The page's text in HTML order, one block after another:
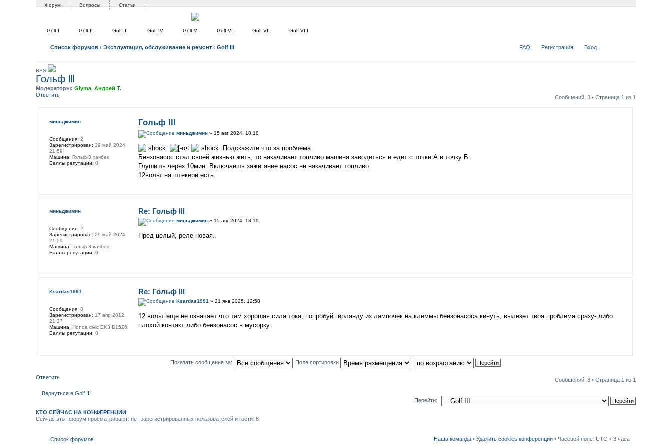
Форум Вопросы Статьи
Golf I Golf II Golf III Golf IV Golf V Golf VI Golf VII Golf VIII
Список форумов ‹ Эксплуатация, обслуживание и ремонт ‹ Golf III FAQ Регистрация Вход
RSS
Гольф lll
Модераторы: Glyma Андрей Т.
Ответить
Сообщений: 3 • Страница 1 из 1
Гольф lll
миньджимин» 15 авг 2024, 18:18
Подскажите что за проблема.
Бензонасос стал своей жизнью жить, то накачивает топливо машина заводиться и едит с точки А в точку Б.
Глушишь через 10мин. Включаешь зажигание насос не накачивает топливо.
12вольт на штекери есть.
миньджимин
Сообщения: 2
Зарегистрирован: 29 май 2024,
21:59
Машина: Гольф 3 хачбек
Баллы репутации: 0
Re: Гольф lll
миньджимин» 15 авг 2024, 18:19
Пред целый, реле новая.
миньджимин
Сообщения: 2
Зарегистрирован: 29 май 2024,
21:59
Машина: Гольф 3 хачбек
Баллы репутации: 0
Re: Гольф lll
Ksardas1991 » 21 янв 2025, 12:58
12 вольт еще не означает что там хорошая сила тока, попробуй гирлянду из лампочек на клеммы бензонасоса кинуть, вылезет твоя проблема сразу- либо
плохой контакт либо бензонасос в мусорку.
Ksardas1991
Сообщения: 8
Зарегистрирован: 17 апр 2012,
21:27
Машина: Honda civic EK3 D15Z6
Баллы репутации: 0
Показать сообщения за: Поле сортировки
Ответить Сообщений: 3 • Страница 1 из 1
Вернуться в Golf III
Перейти:
КТО СЕЙЧАС НА КОНФЕРЕНЦИИ
Сейчас этот форум просматривают: нет зарегистрированных пользователей и гости: 8
Список форумов Наша команда • Удалить cookies конференции • Часовой пояс: UTC + 3 часа